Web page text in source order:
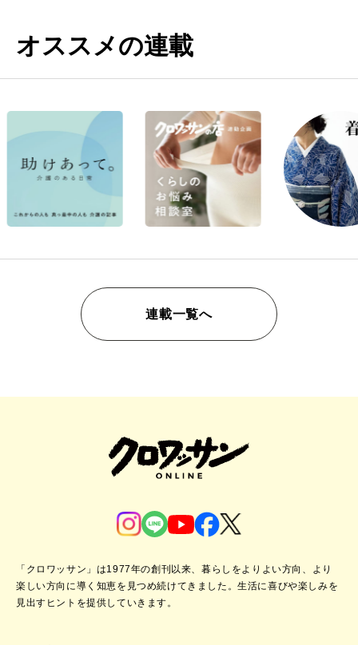
オススメの連載
連載一覧へ
「クロワッサン」は1977年の創刊以来、暮らしをよりよい方向、より
楽しい方向に導く知恵を見つめ続けてきました。生活に喜びや楽しみを
見出すヒントを提供していきます。